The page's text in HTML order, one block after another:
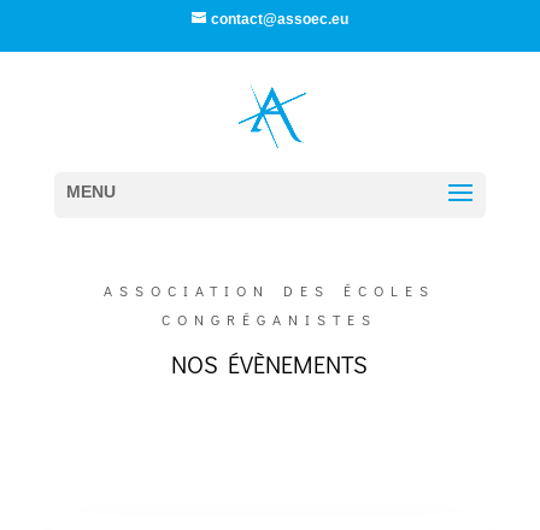
contact@assoec.eu
ASSOCIATION DES ÉCOLES
CONGRÉGANISTES
NOS ÉVÈNEMENTS